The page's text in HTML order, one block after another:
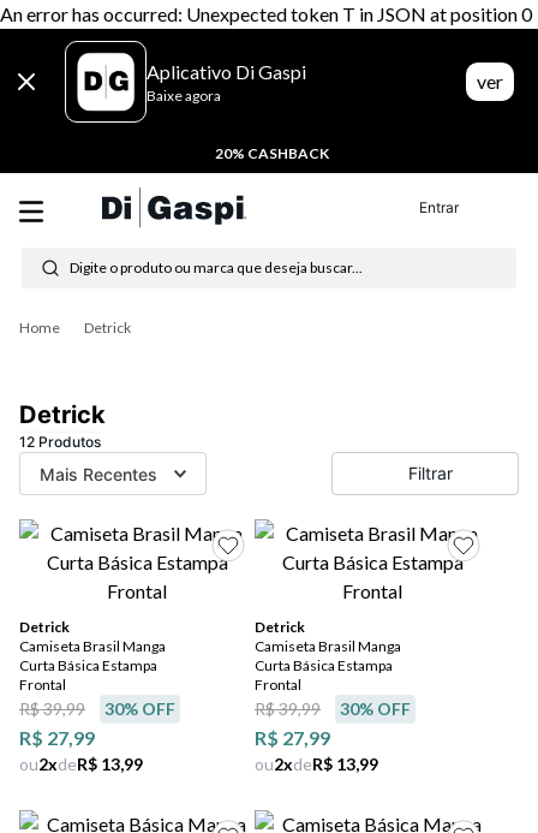
An error has occurred: Unexpected token T in JSON at position 0
Aplicativo Di Gaspi
Baixe agora
ver
20% CASHBACK
Entrar
Digite o produto ou marca que deseja buscar...
Detrick
Detrick
12 Produtos
Mais Recentes Filtrar
Detrick
Camiseta Brasil Manga
Curta Básica Estampa
Frontal
R$ 27,99
R$ 39,99 30% OFF
ou2xdeR$ 13,99
Detrick
Camiseta Brasil Manga
Curta Básica Estampa
Frontal
R$ 27,99
R$ 39,99 30% OFF
ou2xdeR$ 13,99
Termos mais buscados
1º tênis feminino
3º moletom
4º tênis masculino
bota
7º jeans
8º salto
chuteira